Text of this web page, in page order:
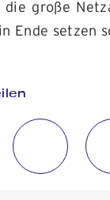
die große
Ende setzen